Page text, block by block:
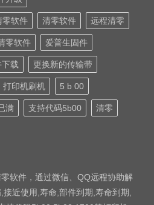
零软件 清零软件 远程清零
零软件 爱普生固件
载 更换新的传输带
打印机刷机 5 b 00
满 支持代码5b00 清零
软件，通过微信、QQ远程协助解
近使用,寿命,部件到期,寿命到期,